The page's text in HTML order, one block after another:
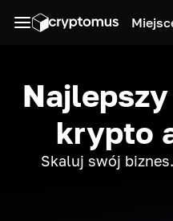
krypto
Skaluj swój